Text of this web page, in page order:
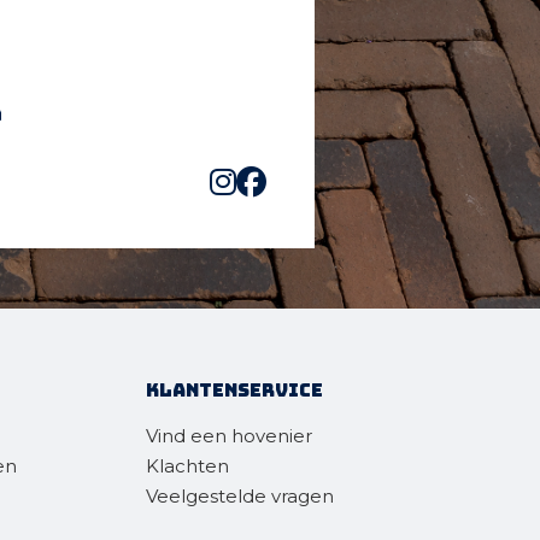
Klantenservice
Vind een hovenier
Klachten
Veelgestelde vragen